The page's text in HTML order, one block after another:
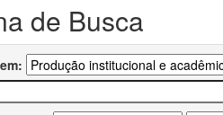
de Busca